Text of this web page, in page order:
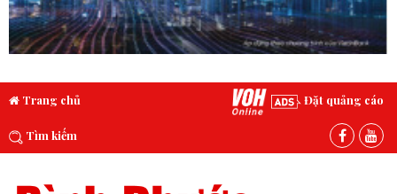
Trang chủ Đặt quảng cáo
Tìm kiếm